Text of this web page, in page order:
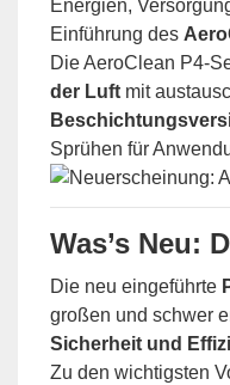
Energien,
Einführung des
Die AeroClean P4-
der Luft mit
Sprühen für
Was’s Neu:
Die neu eingeführte
großen und schwer
Sicherheit und
Zu den wichtigsten